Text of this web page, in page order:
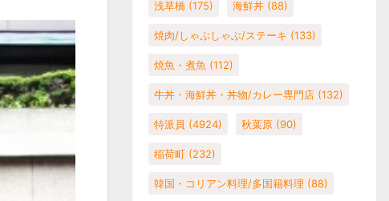
浅草橋 (175) 海鮮丼 (88)
焼肉/しゃぶしゃぶ/ステーキ (133)
焼魚・煮魚 (112)
牛丼・海鮮丼・丼物/カレー専門店 (132)
特派員 (4924) 秋葉原 (90)
稲荷町 (232)
韓国・コリアン料理/多国籍料理 (88)